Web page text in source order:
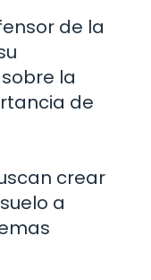
de la
la
de
crear
a